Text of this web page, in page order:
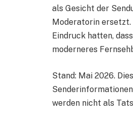
als Gesicht der
Moderatorin ersetzt.
Eindruck hatten,
moderneres
Stand: Mai 2026.
werden nicht als